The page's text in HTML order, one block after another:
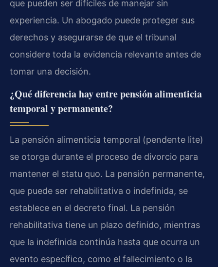
que pueden ser difíciles de manejar sin
experiencia. Un abogado puede proteger sus
derechos y asegurarse de que el tribunal
considere toda la evidencia relevante antes de
tomar una decisión.
¿Qué diferencia hay entre pensión alimenticia
temporal y permanente?
La pensión alimenticia temporal (pendente lite)
se otorga durante el proceso de divorcio para
mantener el statu quo. La pensión permanente,
que puede ser rehabilitativa o indefinida, se
establece en el decreto final. La pensión
rehabilitativa tiene un plazo definido, mientras
que la indefinida continúa hasta que ocurra un
evento específico, como el fallecimiento o la